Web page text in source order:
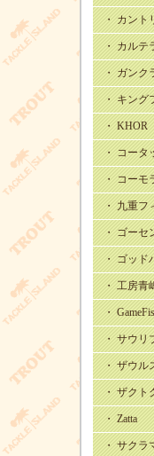
・ カント
・ カルテ
・ ガンク
・ キング
・ KHOR
・ コータ
・ コーモ
・ 九重フ
・ ゴーセ
・ ゴッド
・ 工房青
・
・ サウリ
・ ザウル
・ ザクト
・ Zatta
・ サクラ